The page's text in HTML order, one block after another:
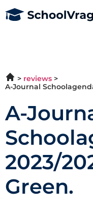
reviews
A-Journal
A-
2023/
Green.